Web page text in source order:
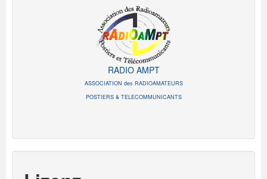
RADIO AMPT
ASSOCIATION des RADIOAMATEURS
POSTIERS & TELECOMMUNICANTS